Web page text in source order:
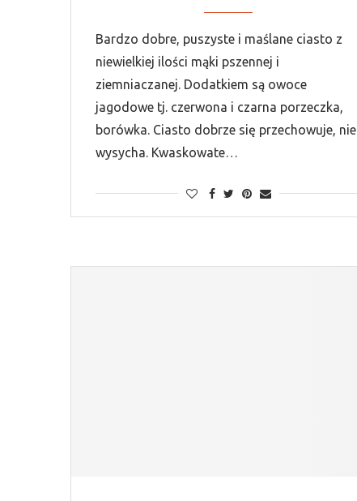
Bardzo dobre, puszyste i maślane ciasto z
niewielkiej ilości mąki pszennej i
ziemniaczanej. Dodatkiem są owoce
jagodowe tj. czerwona i czarna porzeczka,
borówka. Ciasto dobrze się przechowuje, nie
wysycha. Kwaskowate…